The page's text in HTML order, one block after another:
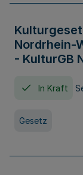
Nordrhein-
- KulturGB
In Kraft
Gesetz